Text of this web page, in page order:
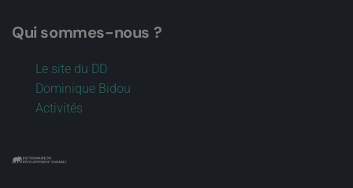
Qui sommes-nous ?
Le site du DD
Dominique Bidou
Activités